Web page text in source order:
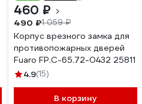
460 ₽
490 ₽1 059 ₽
Корпус врезного замка для
противопожарных дверей
Fuaro FP.C-65.72-0432 25811
4.9(15)
В корзину